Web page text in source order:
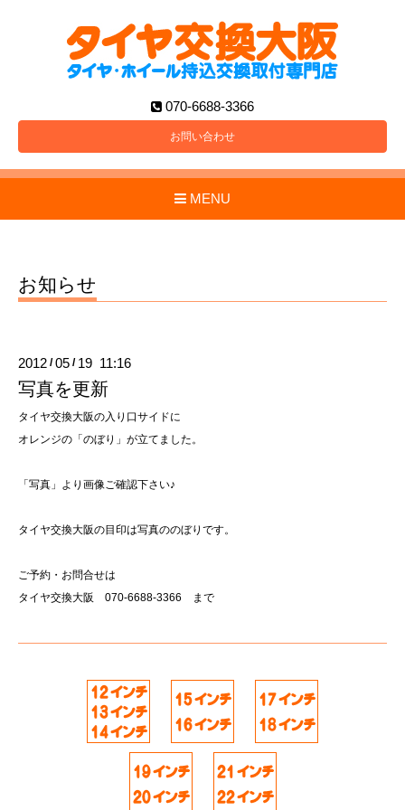
070-6688-3366
お問い合わせ
MENU
お知らせ
2012 /05 / 19 11:16
写真を更新
タイヤ交換大阪の入り口サイドに
オレンジの「のぼり」が立てました。
「写真」 より画像ご確認下さい♪
タイヤ交換大阪の目印は写真ののぼりです。
ご予約・お問合せは
タイヤ交換大阪 070-6688-3366 まで